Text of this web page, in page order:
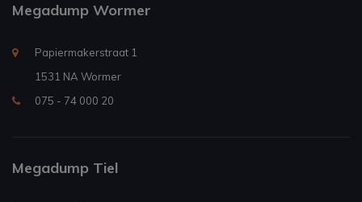
Megadump Wormer
Papiermakerstraat 1
1531 NA Wormer
075 - 74 000 20
Megadump Tiel